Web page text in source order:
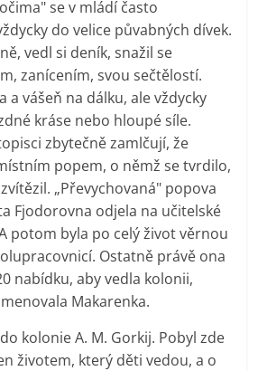
se v mládí často
do velice půvabných dívek.
vedl si deník, snažil se
zanícením, svou sečtělostí.
a vášeň na dálku, ale vždycky
kráse nebo hloupé síle.
zbytečně zamlčují, že
popem, o němž se tvrdilo,
„Převychovaná" popova
Fjodorovna odjela na učitelské
potom byla po celý život věrnou
Ostatně právě ona
nabídku, aby vedla kolonii,
Makarenka.
kolonie A. M. Gorkij. Pobyl zde
životem, který děti vedou, a o